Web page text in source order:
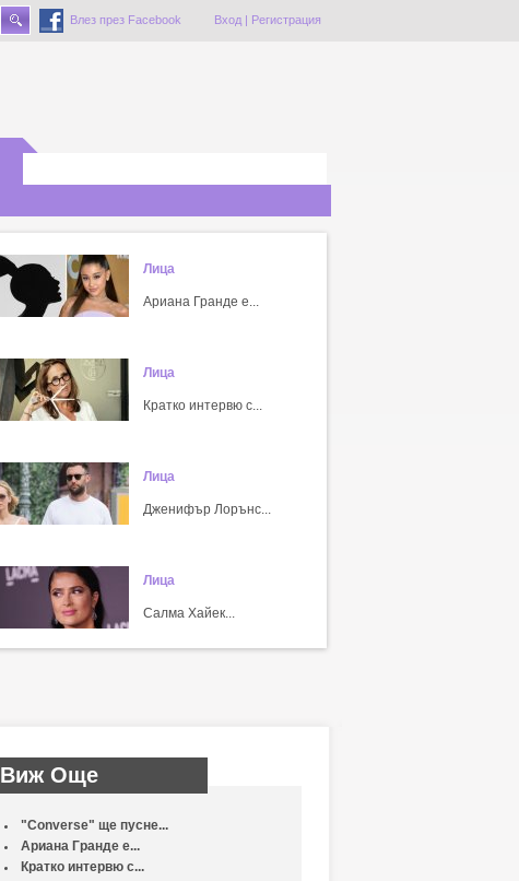
Влез през Facebook Вход| Регистрация
Лица
Ариана Гранде е...
Лица
Кратко интервю с...
Лица
Дженифър Лорънс...
Лица
Салма Хайек...
Виж Още
"Converse" ще пусне...
Ариана Гранде е...
Кратко интервю с...